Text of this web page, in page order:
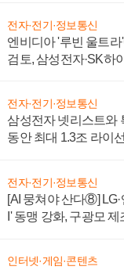
전자·전기·정보통신
엔비디아 '루빈 울트
검토, 삼성전자·SK하
전자·전기·정보통신
삼성전자 넷리스트와
동안 최대 1.3조 라이
전자·전기·정보통신
[AI 뭉쳐야 산다⑧]
I' 동맹 강화, 구광모 제
인터넷·게임·콘텐츠